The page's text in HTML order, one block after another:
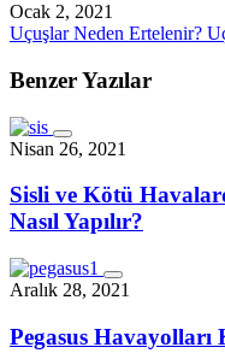
Ocak 2, 2021
Uçuşlar Neden Ertelenir?
Benzer Yazılar
Nisan 26, 2021
Sisli ve Kötü
Nasıl Yapılır?
Aralık 28, 2021
Pegasus